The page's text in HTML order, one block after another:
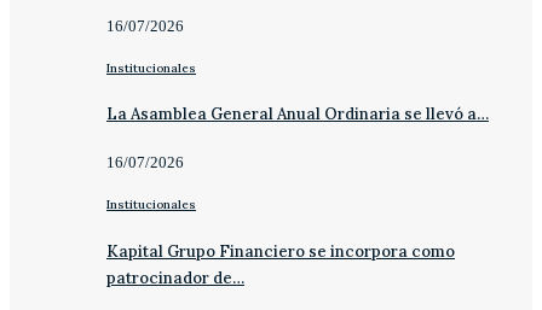
16/07/2026
Institucionales
La Asamblea General Anual Ordinaria se llevó a…
16/07/2026
Institucionales
Kapital Grupo Financiero se incorpora como
patrocinador de…